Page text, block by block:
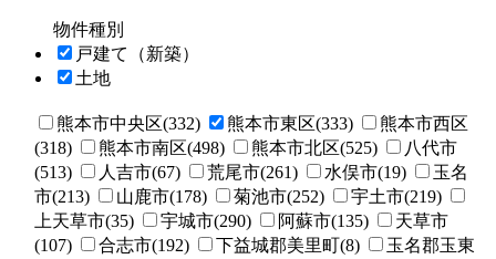
物件種別
戸建て（新築）
土地
熊本市中央区(332) 熊本市東区(333)
熊本市西区
(318)
熊本市南区(498) 熊本市北区(525)
八代市
(513)
人吉市(67) 荒尾市(261) 水俣市(19)
玉名
市(213)
山鹿市(178) 菊池市(252)
宇土市(219)
上天草市(35)
宇城市(290) 阿蘇市(135)
天草市
(107)
合志市(192) 下益城郡美里町(8)
玉名郡玉東